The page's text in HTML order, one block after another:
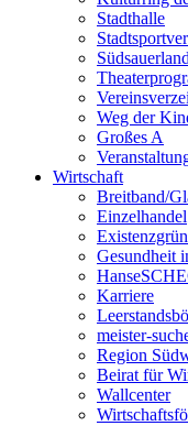
Stadthalle
Weg der
Großes A
Wirtschaft
Breitband/
Einzelhandel
Gesundheit
Karriere
meister-
Region
Beirat für
Wallcenter